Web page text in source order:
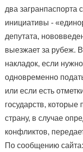
два загранпаспорта
инициативы -
депутата,
выезжает за рубеж.
накладок, если
одновременно
или если есть
государств, которые
страну, в случае
конфликтов,
По сообщению